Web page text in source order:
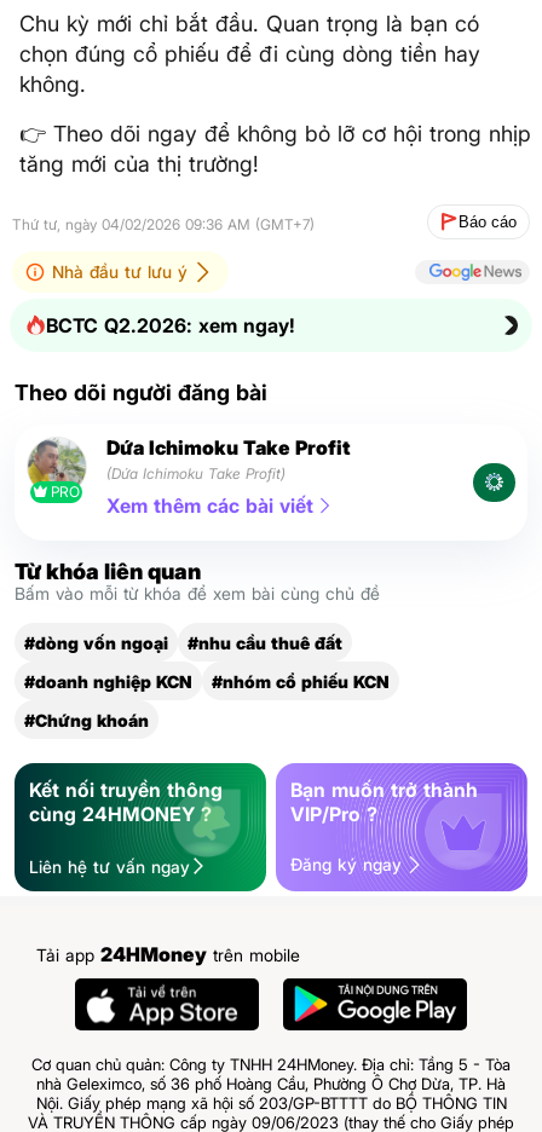
Chu kỳ mới chỉ bắt đầu. Quan trọng là bạn có
chọn đúng cổ phiếu để đi cùng dòng tiền hay
không.
👉 Theo dõi ngay để không bỏ lỡ cơ hội trong nhịp
tăng mới của thị trường!
Thứ tư, ngày 04/02/2026 09:36 AM (GMT+7) Báo cáo
Nhà đầu tư lưu ý
BCTC Q2.2026: xem ngay!
Theo dõi người đăng bài
PRO
Dứa Ichimoku Take Profit
(Dứa Ichimoku Take Profit)
Xem thêm các bài viết
Từ khóa liên quan
Bấm vào mỗi từ khóa để xem bài cùng chủ đề
#dòng vốn ngoại
#nhu cầu thuê đất
#doanh nghiệp KCN
#nhóm cổ phiếu KCN
#Chứng khoán
Kết nối truyền thông
cùng 24HMONEY ?
Liên hệ tư vấn ngay
Bạn muốn trở thành
VIP/Pro ?
Đăng ký ngay
Tải app 24HMoney trên mobile
Cơ quan chủ quản: Công ty TNHH 24HMoney. Địa chỉ: Tầng 5 - Tòa
nhà Geleximco, số 36 phố Hoàng Cầu, Phường Ô Chợ Dừa, TP. Hà
Nội. Giấy phép mạng xã hội số 203/GP-BTTTT do BỘ THÔNG TIN
VÀ TRUYỀN THÔNG cấp ngày 09/06/2023 (thay thế cho Giấy phép